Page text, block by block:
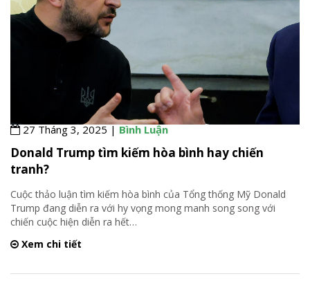
27 Tháng 3, 2025 |Bình Luận
Donald Trump tìm kiếm hòa bình hay chiến
tranh?
Cuộc thảo luận tìm kiếm hòa bình của Tổng thống Mỹ Donald
Trump đang diễn ra với hy vọng mong manh song song với
chiến cuộc hiện diễn ra hết…
Xem chi tiết